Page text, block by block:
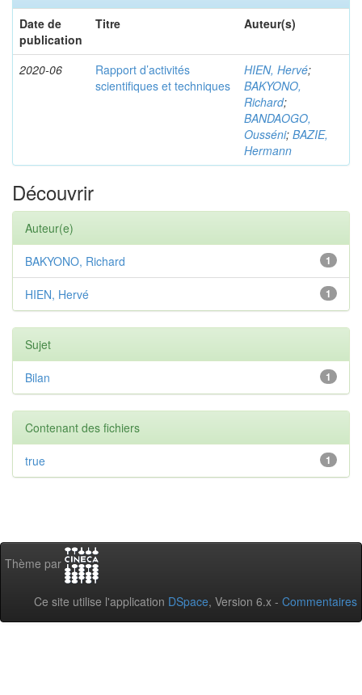
Date de
publication
Titre Auteur(s)
2020-06
Rapport d’activités
scientifiques et techniques
HIEN, Hervé;
BAKYONO,
Richard;
BANDAOGO,
Ousséni; BAZIE,
Hermann
Découvrir
Auteur(e)
1
BAKYONO, Richard
1
HIEN, Hervé
Sujet
1
Bilan
Contenant des fichiers
1
true
Thème par
Ce site utilise l'application DSpace, Version 6.x - Commentaires